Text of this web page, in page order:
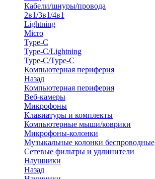
Кабели/шнуры/провода
2в1/3в1/4в1
Lightning
Micro
Type-C
Type-C/Lightning
Type-C/Type-C
Компьютерная периферия
Назад
Компьютерная периферия
Веб-камеры
Микрофоны
Клавиатуры и комплекты
Компьютерные мыши/коврики
Микрофоны-колонки
Музыкальные колонки беспроводные
Сетевые фильтры и удлинители
Наушники
Назад